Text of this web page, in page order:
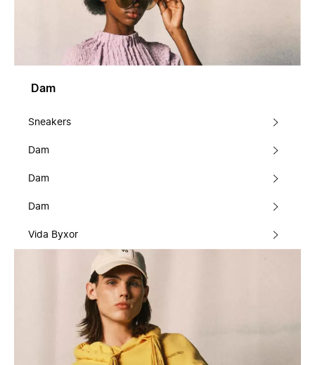
Dam
Sneakers
Dam
Dam
Dam
Vida Byxor